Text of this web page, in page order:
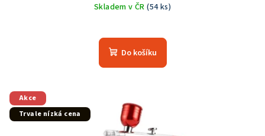
Skladem v ČR(54 ks)
hodnocení
produktu
hvězdiček.
Do košíku
Akce
Trvale nízká cena